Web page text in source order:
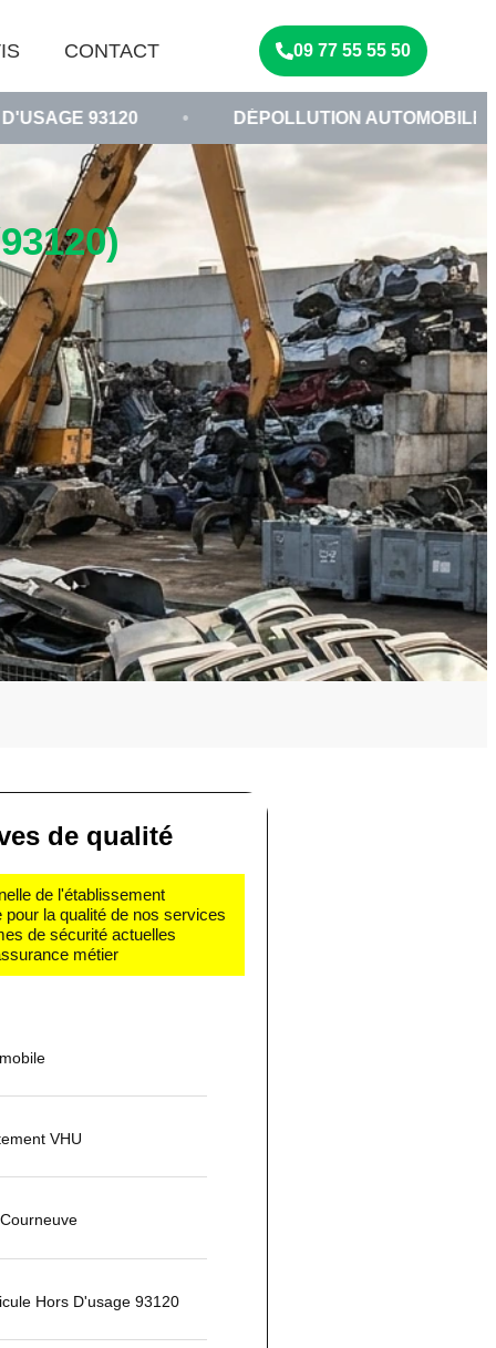
CONTACT 09 77 55 55 50
• DÉPOLLUTION AUTOMOBILE SEINE-SAINT-
de qualité
de l'établissement
la qualité de nos services
de sécurité actuelles
métier
VHU
Hors D'usage 93120